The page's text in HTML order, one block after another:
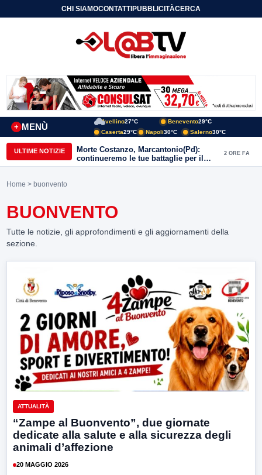
CHI SIAMOCONTATTIPUBBLICITÀCERCA
MENÙ
+
Avellino27°C Benevento29°C
Caserta29°C Napoli30°C Salerno30°C
ULTIME NOTIZIE
Morte Costanzo, Marcantonio(Pd):
continueremo le tue battaglie per il
Sannio
2 ORE FA
Home > buonvento
BUONVENTO
Tutte le notizie, gli approfondimenti e gli aggiornamenti della
sezione.
ATTUALITÀ
“Zampe al Buonvento”, due giornate
dedicate alla salute e alla sicurezza degli
animali d’affezione
20 MAGGIO 2026